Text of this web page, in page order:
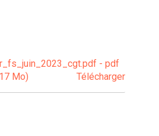
- pdf
Mo)
Télécharger